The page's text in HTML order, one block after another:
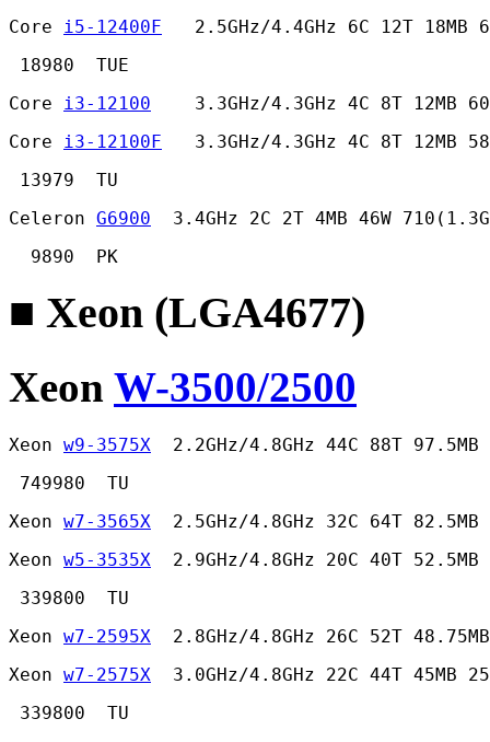
Core
i5-12400F
2.5GHz/4.4GHz 6C 12T 18MB
18980  TUE
Core
i3-12100
3.3GHz/4.3GHz 4C 8T 12MB
Core
i3-12100F
3.3GHz/4.3GHz 4C 8T 12MB
13979  TU
Celeron G6900
3.4GHz 2C 2T 4MB 46W
  9890  PK
■ Xeon (LGA4677)
Xeon W-3500/2500
Xeon w9-3575X
2.2GHz/4.8GHz 44C 88T 97.5MB
749980  TU
Xeon w7-3565X
2.5GHz/4.8GHz 32C 64T 82.5MB
Xeon w5-3535X
2.9GHz/4.8GHz 20C 40T 52.5MB
339800  TU
Xeon w7-2595X
2.8GHz/4.8GHz 26C 52T
Xeon w7-2575X
3.0GHz/4.8GHz 22C 44T 45MB
339800  TU